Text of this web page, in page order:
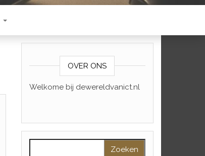
OVER ONS
Welkome bij dewereldvanict.nl